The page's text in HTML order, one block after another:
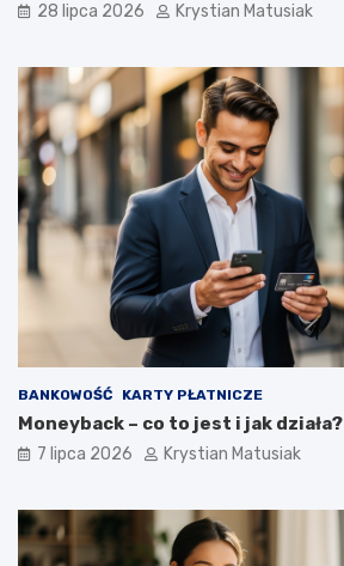
28 lipca 2026 Krystian Matusiak
BANKOWOŚĆ KARTY PŁATNICZE
Moneyback – co to jest i jak działa?
7 lipca 2026 Krystian Matusiak